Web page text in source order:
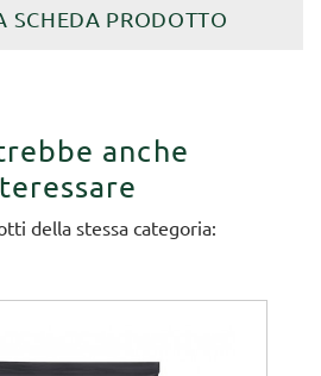
SCHEDA PRODOTTO
anche
della stessa categoria: